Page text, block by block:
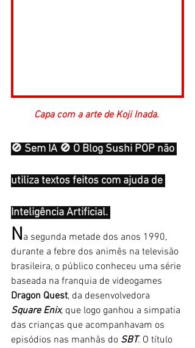
Capa com a arte de Koji Inada.
🚫 Sem IA 🚫 O Blog Sushi POP não
utiliza textos feitos com ajuda de
Inteligência Artificial.
Na segunda metade dos anos 1990,
durante a febre dos animês na televisão
brasileira, o público conheceu uma série
baseada na franquia de videogames
Dragon Quest, da desenvolvedora
Square Enix, que logo ganhou a simpatia
das crianças que acompanhavam os
episódios nas manhãs do SBT. O título